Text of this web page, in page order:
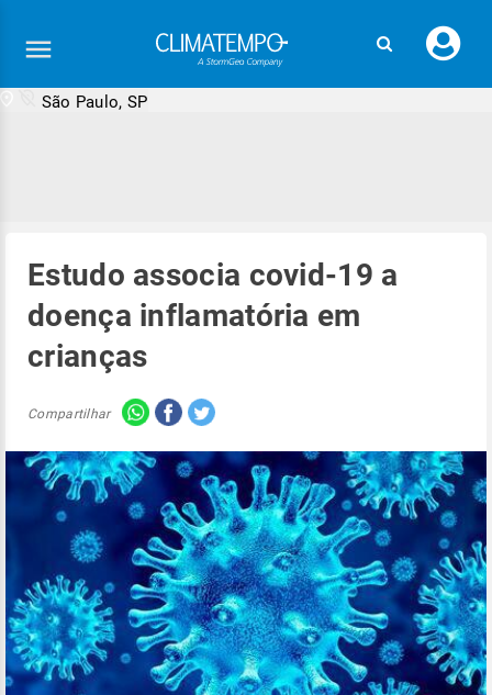
seu
São Paulo, SP
Estudo associa covid-19 a
doença inflamatória em
crianças
Compartilhar